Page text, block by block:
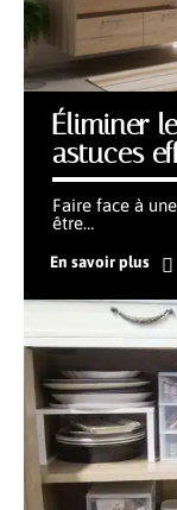
Éliminer
astuces
Faire face à
être…
En savoir plus